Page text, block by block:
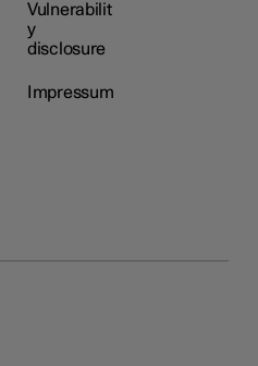
Vulnerabilit
y
disclosure
Impressum